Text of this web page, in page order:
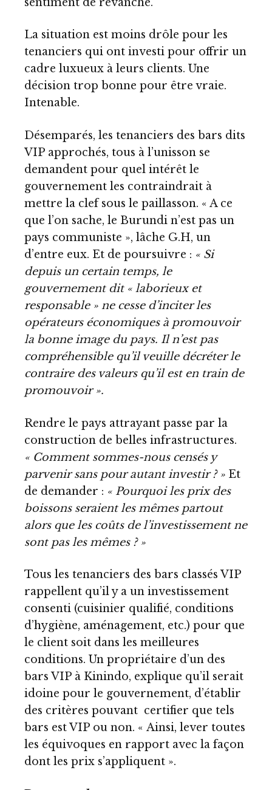
La situation est moins drôle pour les
tenanciers qui ont investi pour offrir un
cadre luxueux à leurs clients. Une
décision trop bonne pour être vraie.
Intenable.
Désemparés, les tenanciers des bars dits
VIP approchés, tous à l’unisson se
demandent pour quel intérêt le
gouvernement les contraindrait à
mettre la clef sous le paillasson. « A ce
que l’on sache, le Burundi n’est pas un
pays communiste », lâche G.H, un
d’entre eux. Et de poursuivre : « Si
depuis un certain temps, le
gouvernement dit « laborieux et
responsable » ne cesse d’inciter les
opérateurs économiques à promouvoir
la bonne image du pays. Il n’est pas
compréhensible qu’il veuille décréter le
contraire des valeurs qu’il est en train de
promouvoir ».
Rendre le pays attrayant passe par la
construction de belles infrastructures.
« Comment sommes-nous censés y
parvenir sans pour autant investir ? » Et
de demander : « Pourquoi les prix des
boissons seraient les mêmes partout
alors que les coûts de l’investissement ne
sont pas les mêmes ? »
Tous les tenanciers des bars classés VIP
rappellent qu’il y a un investissement
consenti (cuisinier qualifié, conditions
d’hygiène, aménagement, etc.) pour que
le client soit dans les meilleures
conditions. Un propriétaire d’un des
bars VIP à Kinindo, explique qu’il serait
idoine pour le gouvernement, d’établir
des critères pouvant certifier que tels
bars est VIP ou non. « Ainsi, lever toutes
les équivoques en rapport avec la façon
dont les prix s’appliquent ».